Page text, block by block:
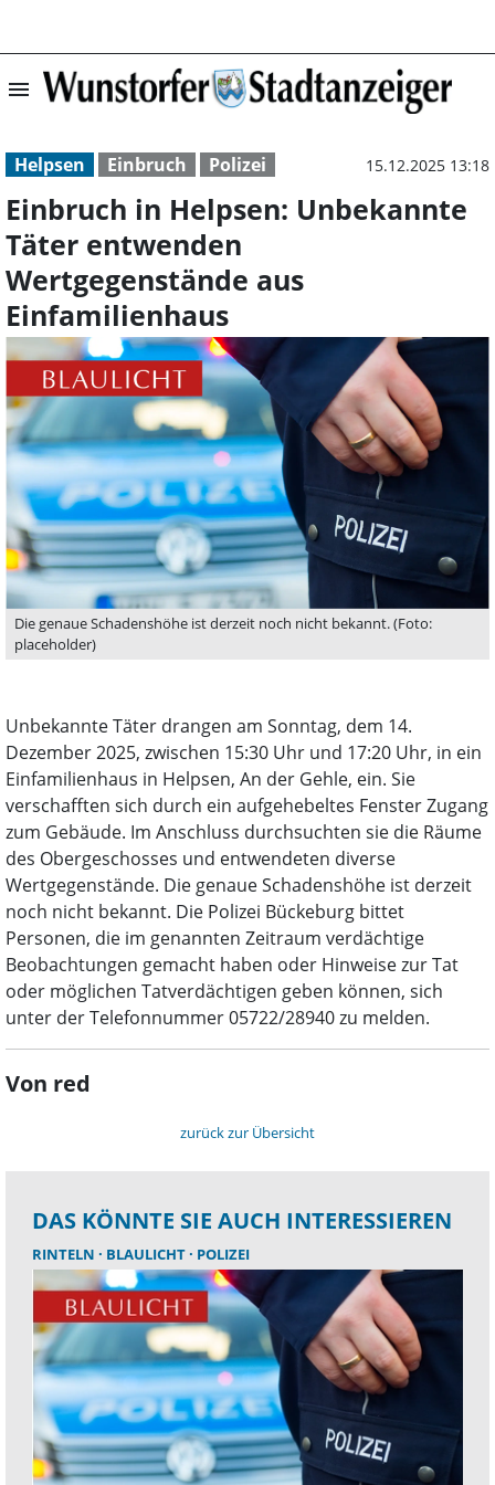
menu Einbruch in
Helpsen Einbruch Polizei 15.12.2025 13:18
Einbruch in Helpsen: Unbekannte
Täter entwenden
Wertgegenstände aus
Einfamilienhaus
Die genaue Schadenshöhe ist derzeit noch nicht bekannt. (Foto:
placeholder)
Unbekannte Täter drangen am Sonntag, dem 14.
Dezember 2025, zwischen 15:30 Uhr und 17:20 Uhr, in ein
Einfamilienhaus in Helpsen, An der Gehle, ein. Sie
verschafften sich durch ein aufgehebeltes Fenster Zugang
zum Gebäude. Im Anschluss durchsuchten sie die Räume
des Obergeschosses und entwendeten diverse
Wertgegenstände. Die genaue Schadenshöhe ist derzeit
noch nicht bekannt. Die Polizei Bückeburg bittet
Personen, die im genannten Zeitraum verdächtige
Beobachtungen gemacht haben oder Hinweise zur Tat
oder möglichen Tatverdächtigen geben können, sich
unter der Telefonnummer 05722/28940 zu melden.
Von red
zurück zur Übersicht
DAS KÖNNTE SIE AUCH INTERESSIEREN
RINTELN BLAULICHT POLIZEI